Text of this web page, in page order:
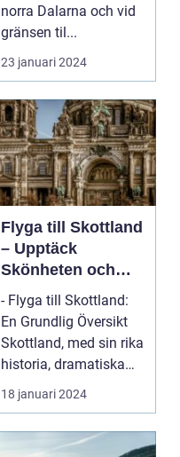
norra Dalarna och vid
gränsen til...
23 januari 2024
Flyga till Skottland
– Upptäck
Skönheten och
Charmen i Detta
Fascinerande
Land
- Flyga till Skottland:
En Grundlig Översikt
Skottland, med sin rika
historia, dramatiska
landskap ...
18 januari 2024